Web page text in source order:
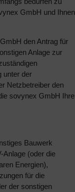
GmbH und Ihnen
den Antrag für
Anlage zur
unter der
Netzbetreiber den
sovynex GmbH Ihre
Bauwerk
Anlage (oder die
Energien),
für die
der sonstigen